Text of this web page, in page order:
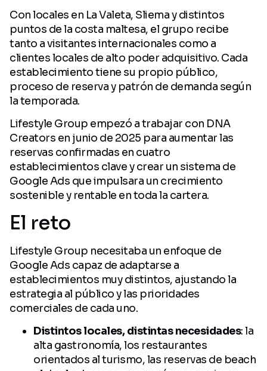
Con locales en La Valeta, Sliema y distintos
puntos de la costa maltesa, el grupo recibe
tanto a visitantes internacionales como a
clientes locales de alto poder adquisitivo. Cada
establecimiento tiene su propio público,
proceso de reserva y patrón de demanda según
la temporada.
Lifestyle Group empezó a trabajar con DNA
Creators en junio de 2025 para aumentar las
reservas confirmadas en cuatro
establecimientos clave y crear un sistema de
Google Ads que impulsara un crecimiento
sostenible y rentable en toda la cartera.
El reto
Lifestyle Group necesitaba un enfoque de
Google Ads capaz de adaptarse a
establecimientos muy distintos, ajustando la
estrategia al público y las prioridades
comerciales de cada uno.
Distintos locales, distintas necesidades: la
alta gastronomía, los restaurantes
orientados al turismo, las reservas de beach